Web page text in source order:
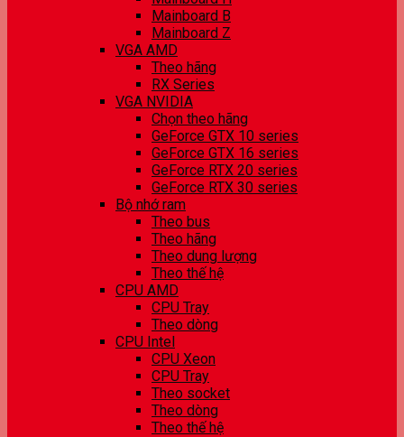
Mainboard B
Mainboard Z
VGA AMD
Theo hãng
RX Series
VGA NVIDIA
Chọn theo hãng
GeForce GTX 10 series
GeForce GTX 16 series
GeForce RTX 20 series
GeForce RTX 30 series
Bộ nhớ ram
Theo bus
Theo hãng
Theo dung lượng
Theo thế hệ
CPU AMD
CPU Tray
Theo dòng
CPU Intel
CPU Xeon
CPU Tray
Theo socket
Theo dòng
Theo thế hệ